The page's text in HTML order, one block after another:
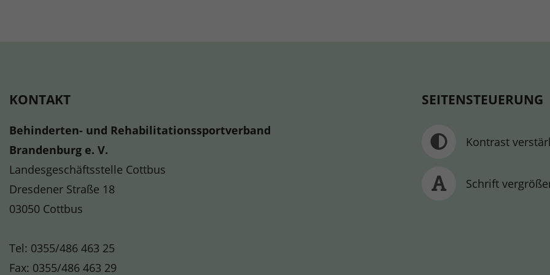
KONTAKT
Behinderten- und Rehabilitationssportverband
Brandenburg e. V.
Landesgeschäftsstelle Cottbus
Dresdener Straße 18
03050 Cottbus
Tel: 0355/486 463 25
Fax: 0355/486 463 29
SEITENSTEUERUNG
Kontrast
Schrift